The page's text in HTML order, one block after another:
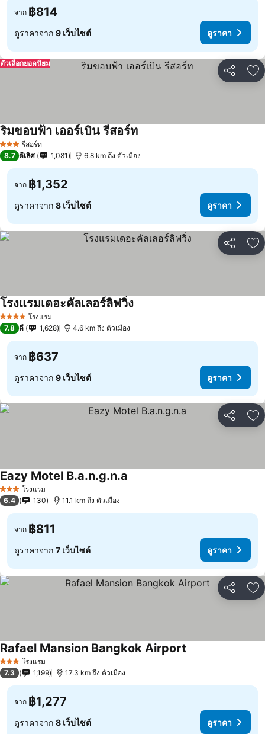
จาก ฿814
ดูราคาจาก 9 เว็บไซต์ ดูราคา
แชร์ เ
ตัวเลือกยอดนิยม
3 ดาว รีสอร์ท
ริมขอบฟ้า เออร์เบิน รีสอร์ทดูราคา
8.7 ดีเลิศ 1,081 6.8 km ถึง ตัวเมือง
จาก ฿1,352
ดูราคาจาก 8 เว็บไซต์ ดูราคา
แชร์ เ
4 ดาว โรงแรม
โรงแรมเดอะคัลเลอร์ลิฟวิ่ง
7.8 ดี 1,628 4.6 km ถึง ตัวเมือง
จาก ฿637
ดูราคาจาก 9 เว็บไซต์ ดูราคา
แชร์ เ
3 ดาว โรงแรม
Eazy Motel B.a.n.g.n.a
6.4 130 11.1 km ถึง ตัวเมือง
จาก ฿811
ดูราคาจาก 7 เว็บไซต์ ดูราคา
แชร์ เ
3 ดาว โรงแรม
Rafael Mansion Bangkok Airport
7.3 1,199 17.3 km ถึง ตัวเมือง
จาก ฿1,277
ดูราคาจาก 8 เว็บไซต์ ดูราคา